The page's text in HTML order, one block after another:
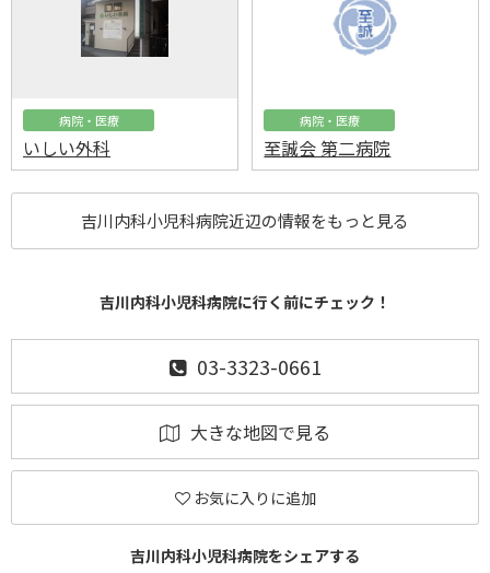
病院・医療
いしい外科
病院・医療
至誠会 第二病院
吉川内科小児科病院近辺の情報をもっと見る
吉川内科小児科病院に行く前にチェック！
03-3323-0661
大きな地図で見る
お気に入りに追加
吉川内科小児科病院をシェアする